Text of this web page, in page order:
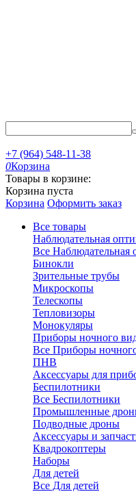
+7 (964) 548-11-38
0Корзина
Товары в корзине:
Корзина пуста
Корзина Оформить заказ
Все товары
Наблюдательная
Все Наблюдательная
Бинокли
Зрительные трубы
Микроскопы
Телескопы
Тепловизоры
Монокуляры
Приборы ночного
Все Приборы
ПНВ
Аксессуары для
Беспилотники
Все Беспилотники
Промышленные
Подводные дроны
Аксессуары и
Квадрокоптеры
Наборы
Для детей
Все Для детей